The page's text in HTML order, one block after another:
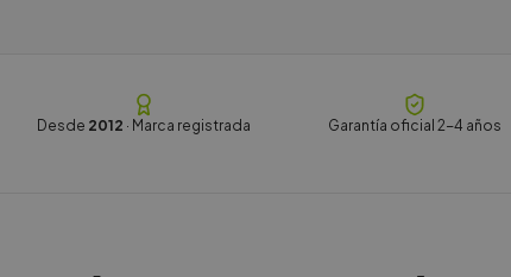
Desde 2012 · Marca registrada Garantía oficial 2-4 años